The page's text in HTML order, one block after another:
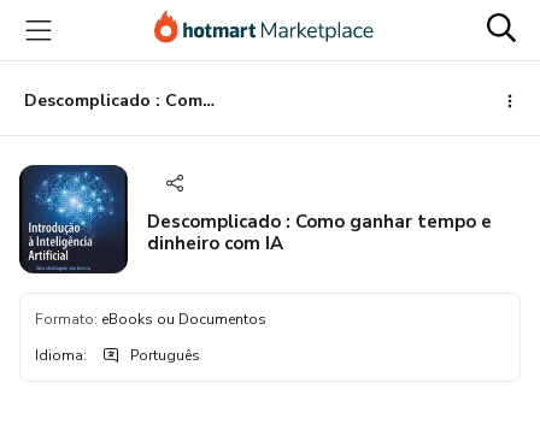
para
conteúdo
principal
para
pagamento
para
rodapé
Descomplicado : Como ganhar tempo e dinheiro com IA
Descomplicado : Como ganhar tempo e
dinheiro com IA
Formato: eBooks ou Documentos
Idioma: Português